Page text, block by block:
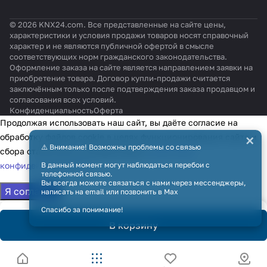
В корзину
© 2026 KNX24.com. Все представленные на сайте цены,
характеристики и условия продажи товаров носят справочный
характер и не являются публичной офертой в смысле
соответствующих норм гражданского законодательства.
Оформление заказа на сайте является направлением заявки на
приобретение товара. Договор купли-продажи считается
заключённым только после подтверждения заказа продавцом и
согласования всех условий.
КонфиденциальностьОферта
⚠️ Внимание! Возможны проблемы со связью
В данный момент могут наблюдаться перебои с
телефонной связью.
Вы всегда можете связаться с нами через мессенджеры,
написать на email или позвонить в Max
Спасибо за понимание!
×
Продолжая использовать наш сайт, вы даёте согласие на
обработку файлов cookie в целях функционирования сайта и
сбора статистики в соответствии сполитикой
конфиденциальности
Я согласен